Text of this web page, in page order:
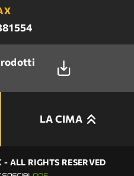
LA CIMA
ALL RIGHTS RESERVED